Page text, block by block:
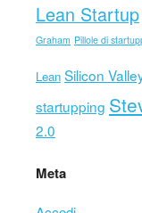
Lean Startup
Graham Pillole di
Lean Silicon
startupping
2.0
Meta